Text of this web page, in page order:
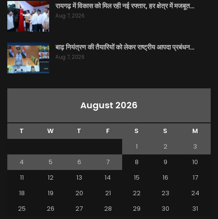
रायगढ़ में विकास को मिल रही नई रफ्तार, हर क्षेत्र में मजबूत…
Aug 7, 2026
बाढ़ नियंत्रण की तैयारियों को लेकर राष्ट्रीय आपदा प्रबंधन…
Aug 7, 2026
August 2026
T W T F S S
M
1
2
3
4
5 6 7 8 9
10
11
12 13 14 15 16
17
18
19 20 21 22 23
24
25
26 27 28 29 30
31